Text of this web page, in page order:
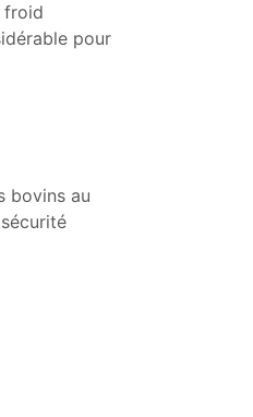
froid
pour
bovins au